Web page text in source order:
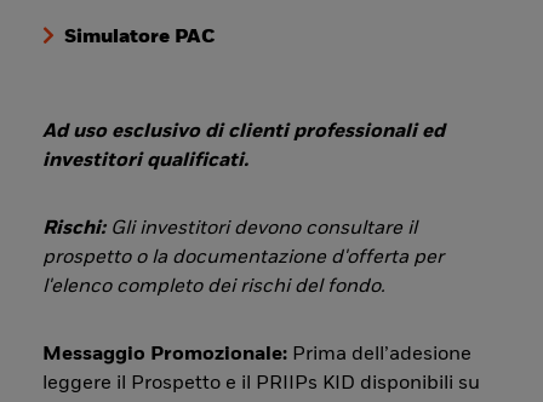
Simulatore PAC
Ad uso esclusivo di clienti professionali ed
investitori qualificati.
Rischi: Gli investitori devono consultare il
prospetto o la documentazione d'offerta per
l'elenco completo dei rischi del fondo.
Messaggio Promozionale: Prima dell’adesione
leggere il Prospetto e il PRIIPs KID disponibili su